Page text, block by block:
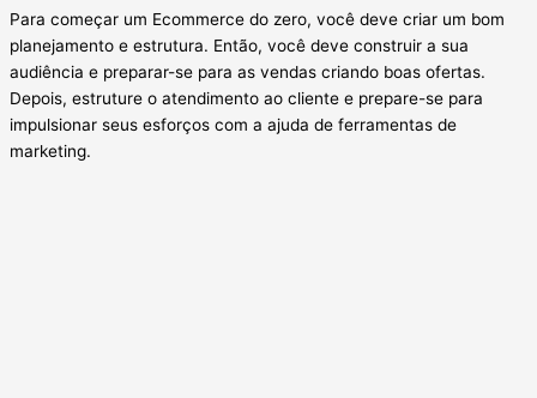
Para começar um Ecommerce do zero, você deve criar um bom
planejamento e estrutura. Então, você deve construir a sua
audiência e preparar-se para as vendas criando boas ofertas.
Depois, estruture o atendimento ao cliente e prepare-se para
impulsionar seus esforços com a ajuda de ferramentas de
marketing.